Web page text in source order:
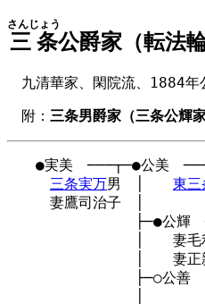
三条
さんじょう
公爵家（転法
九清華家、閑院流、1884年
附： 三条男爵家（三条公輝家
●実美　───┬─●公美　
三条実万男　│ 東三
妻鷹司治子　│
├─●公輝　─────●
│　　妻毛利多
│　　妻正親町
├─○公善